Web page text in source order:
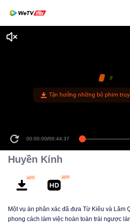
Tận hưởng những bộ phim
00:00:00/00:44:37
Huyền Kính
Một vụ án phân xác đã đưa Từ Kiêu và Lâm
phong cách làm việc hoàn toàn trái ngược